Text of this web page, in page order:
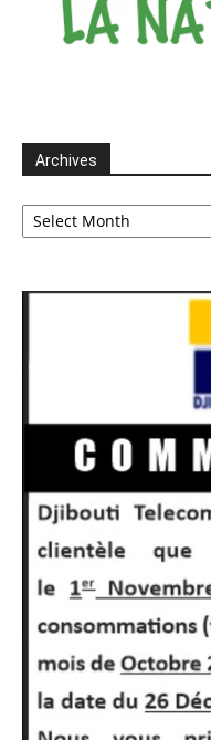
Archives
Archives